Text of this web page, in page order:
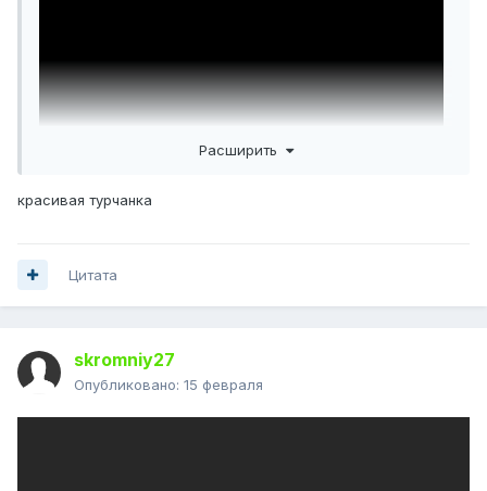
Расширить
красивая турчанка
Цитата
skromniy27
Опубликовано: 15 февраля